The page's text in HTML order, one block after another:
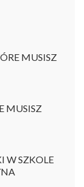
MUSISZ
MUSISZ
W SZKOLE